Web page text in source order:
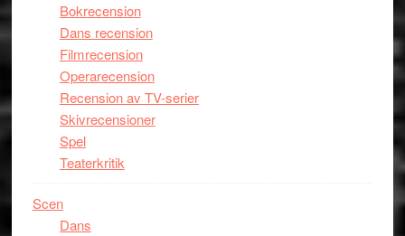
Bokrecension
Dans recension
Filmrecension
Operarecension
Recension av TV-serier
Skivrecensioner
Spel
Teaterkritik
Scen
Dans